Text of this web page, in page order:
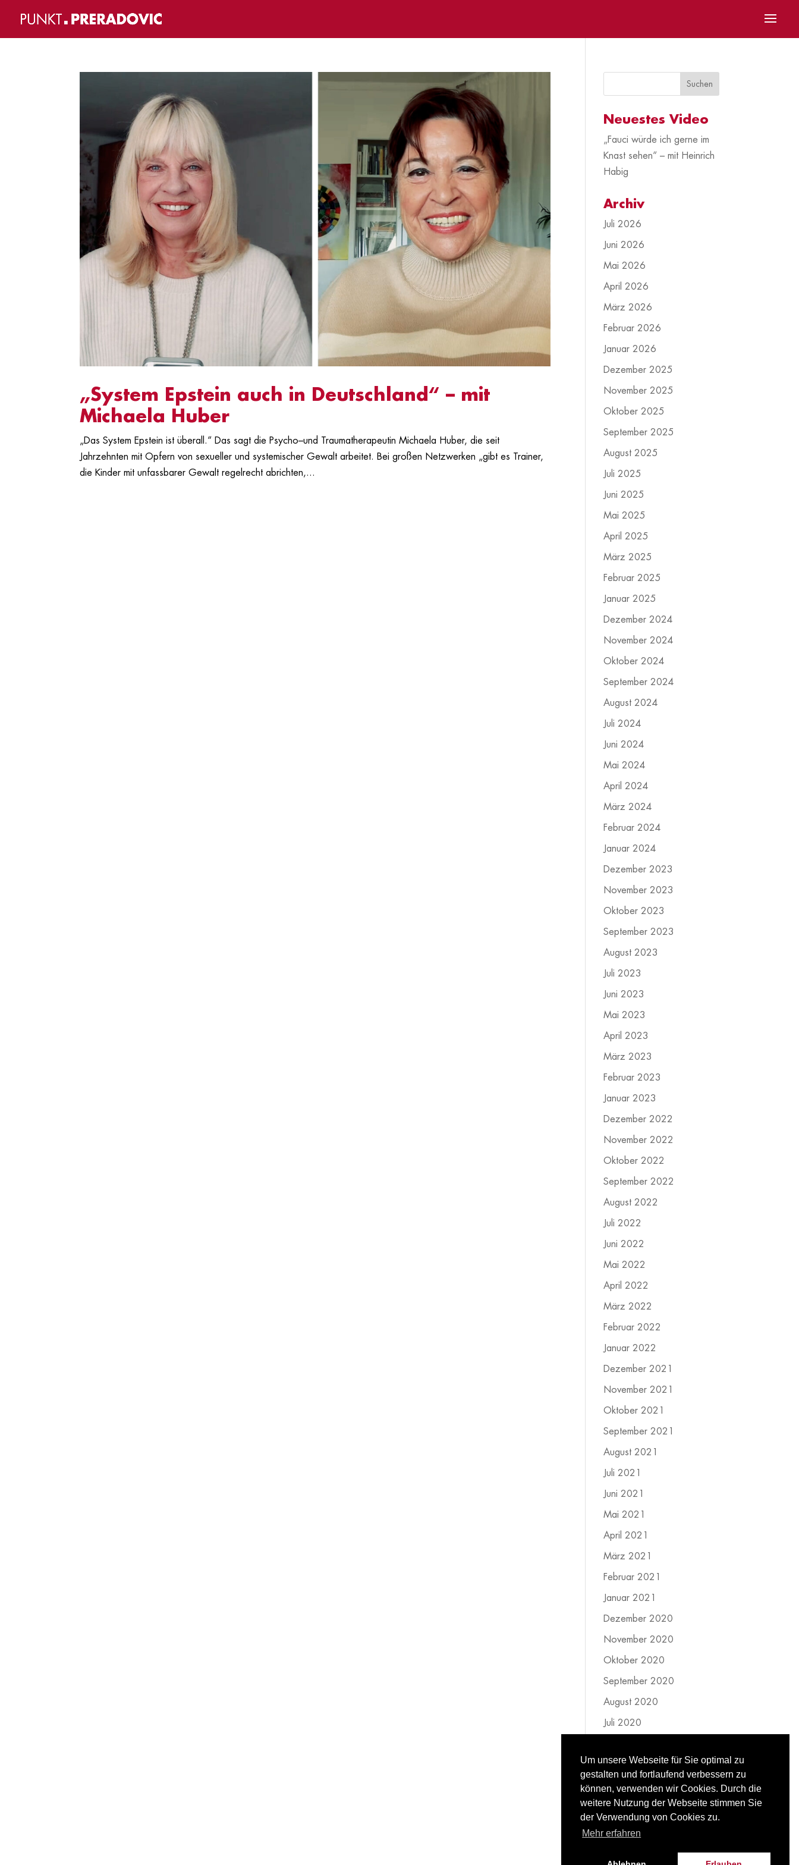
„System Epstein auch in Deutschland“ – mit
Michaela Huber
„Das System Epstein ist überall.“ Das sagt die Psycho–und Traumatherapeutin Michaela Huber, die seit
Jahrzehnten mit Opfern von sexueller und systemischer Gewalt arbeitet. Bei großen Netzwerken „gibt es Trainer,
die Kinder mit unfassbarer Gewalt regelrecht abrichten,...
Neuestes Video
„Fauci würde ich gerne im
Knast sehen“ – mit Heinrich
Habig
Archiv
Juli 2026
Juni 2026
Mai 2026
April 2026
März 2026
Februar 2026
Januar 2026
Dezember 2025
November 2025
Oktober 2025
September 2025
August 2025
Juli 2025
Juni 2025
Mai 2025
April 2025
März 2025
Februar 2025
Januar 2025
Dezember 2024
November 2024
Oktober 2024
September 2024
August 2024
Juli 2024
Juni 2024
Mai 2024
April 2024
März 2024
Februar 2024
Januar 2024
Dezember 2023
November 2023
Oktober 2023
September 2023
August 2023
Juli 2023
Juni 2023
Mai 2023
April 2023
März 2023
Februar 2023
Januar 2023
Dezember 2022
November 2022
Oktober 2022
September 2022
August 2022
Juli 2022
Juni 2022
Mai 2022
April 2022
März 2022
Februar 2022
Januar 2022
Dezember 2021
November 2021
Oktober 2021
September 2021
August 2021
Juli 2021
Juni 2021
Mai 2021
April 2021
März 2021
Februar 2021
Januar 2021
Dezember 2020
November 2020
Oktober 2020
September 2020
August 2020
Juli 2020
Mai 2020
April 2020
März 2020
Um unsere Webseite für Sie optimal zu
gestalten und fortlaufend verbessern zu
können, verwenden wir Cookies. Durch die
weitere Nutzung der Webseite stimmen Sie
der Verwendung von Cookies zu.
Mehr erfahren